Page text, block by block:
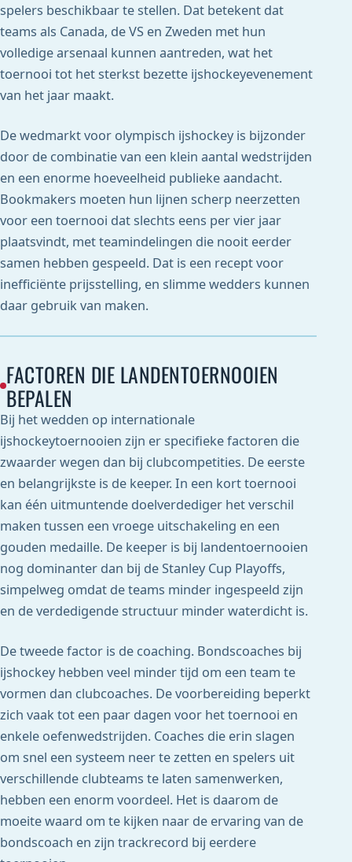
spelers beschikbaar te stellen. Dat betekent dat
teams als Canada, de VS en Zweden met hun
volledige arsenaal kunnen aantreden, wat het
toernooi tot het sterkst bezette ijshockeyevenement
van het jaar maakt.
De wedmarkt voor olympisch ijshockey is bijzonder
door de combinatie van een klein aantal wedstrijden
en een enorme hoeveelheid publieke aandacht.
Bookmakers moeten hun lijnen scherp neerzetten
voor een toernooi dat slechts eens per vier jaar
plaatsvindt, met teamindelingen die nooit eerder
samen hebben gespeeld. Dat is een recept voor
inefficiënte prijsstelling, en slimme wedders kunnen
daar gebruik van maken.
FACTOREN DIE LANDENTOERNOOIEN
BEPALEN
Bij het wedden op internationale
ijshockeytoernooien zijn er specifieke factoren die
zwaarder wegen dan bij clubcompetities. De eerste
en belangrijkste is de keeper. In een kort toernooi
kan één uitmuntende doelverdediger het verschil
maken tussen een vroege uitschakeling en een
gouden medaille. De keeper is bij landentoernooien
nog dominanter dan bij de Stanley Cup Playoffs,
simpelweg omdat de teams minder ingespeeld zijn
en de verdedigende structuur minder waterdicht is.
De tweede factor is de coaching. Bondscoaches bij
ijshockey hebben veel minder tijd om een team te
vormen dan clubcoaches. De voorbereiding beperkt
zich vaak tot een paar dagen voor het toernooi en
enkele oefenwedstrijden. Coaches die erin slagen
om snel een systeem neer te zetten en spelers uit
verschillende clubteams te laten samenwerken,
hebben een enorm voordeel. Het is daarom de
moeite waard om te kijken naar de ervaring van de
bondscoach en zijn trackrecord bij eerdere